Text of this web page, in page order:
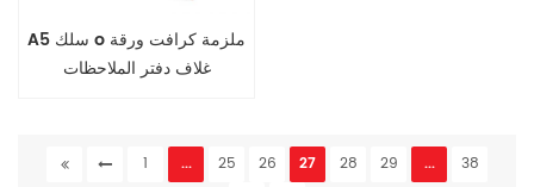
A5 سلك o ملزمة كرافت ورقة
غلاف دفتر الملاحظات
1 ... 25 26 27 28 29 ... 38